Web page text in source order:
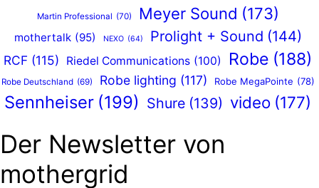
Martin Professional (70) Meyer Sound (173)
mothertalk (95) NEXO (64) Prolight + Sound (144)
RCF (115) Riedel Communications (100) Robe (188)
Robe Deutschland (69) Robe lighting (117) Robe MegaPointe (78)
Sennheiser (199) Shure (139) video (177)
Der Newsletter von
mothergrid